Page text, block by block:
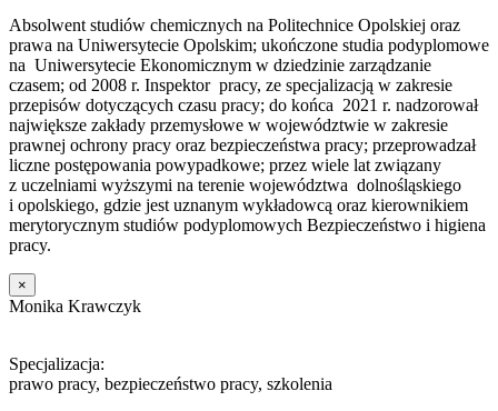
Absolwent studiów chemicznych na Politechnice Opolskiej oraz
prawa na Uniwersytecie Opolskim; ukończone studia podyplomowe
na Uniwersytecie Ekonomicznym w dziedzinie zarządzanie
czasem; od 2008 r. Inspektor pracy, ze specjalizacją w zakresie
przepisów dotyczących czasu pracy; do końca 2021 r. nadzorował
największe zakłady przemysłowe w województwie w zakresie
prawnej ochrony pracy oraz bezpieczeństwa pracy; przeprowadzał
liczne postępowania powypadkowe; przez wiele lat związany
z uczelniami wyższymi na terenie województwa dolnośląskiego
i opolskiego, gdzie jest uznanym wykładowcą oraz kierownikiem
merytorycznym studiów podyplomowych Bezpieczeństwo i higiena
pracy.
×
Monika Krawczyk
Specjalizacja:
prawo pracy, bezpieczeństwo pracy, szkolenia